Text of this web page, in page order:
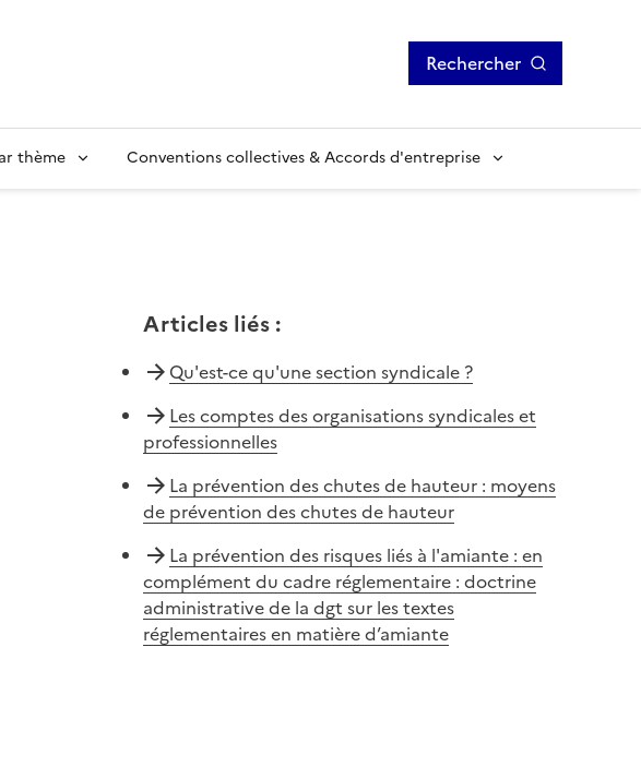
Rechercher
thème Conventions collectives & Accords d'entreprise
Articles liés:
Qu'est-ce qu'une section syndicale ?
Les comptes des organisations syndicales et
professionnelles
La prévention des chutes de hauteur : moyens
de prévention des chutes de hauteur
La prévention des risques liés à l'amiante : en
complément du cadre réglementaire : doctrine
administrative de la dgt sur les textes
réglementaires en matière d’amiante